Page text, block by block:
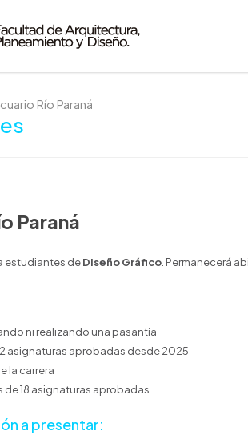
Río Paraná
Paraná
estudiantes deDiseño Gráfico . Permanecerá
ni realizando una pasantía
2 asignaturas aprobadas desde 2025
la carrera
de 18 asignaturas aprobadas
a presentar: